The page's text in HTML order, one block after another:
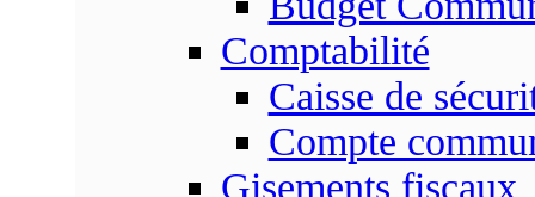
Comptabilité
Caisse de
Compte
Gisements fiscaux